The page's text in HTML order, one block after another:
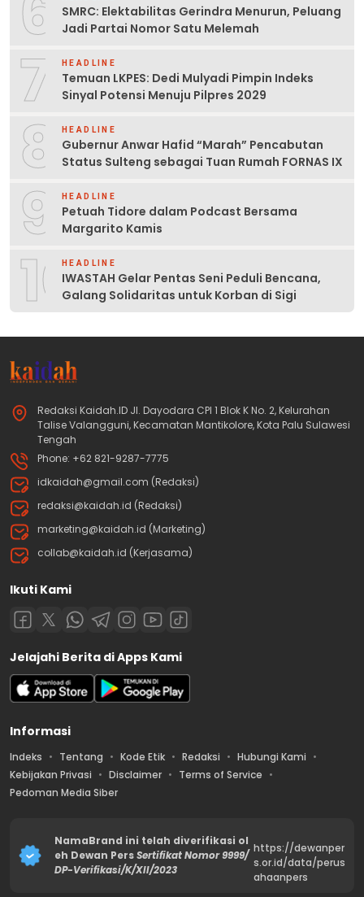
SMRC: Elektabilitas Gerindra Menurun, Peluang
Jadi Partai Nomor Satu Melemah
7 HEADLINE
Temuan LKPES: Dedi Mulyadi Pimpin Indeks
Sinyal Potensi Menuju Pilpres 2029
8 HEADLINE
Gubernur Anwar Hafid “Marah” Pencabutan
Status Sulteng sebagai Tuan Rumah FORNAS IX
9 HEADLINE
Petuah Tidore dalam Podcast Bersama
Margarito Kamis
10HEADLINE
IWASTAH Gelar Pentas Seni Peduli Bencana,
Galang Solidaritas untuk Korban di Sigi
Redaksi Kaidah.ID Jl. Dayodara CPI 1 Blok K No. 2, Kelurahan
Talise Valangguni, Kecamatan Mantikolore, Kota Palu Sulawesi
Tengah
Phone: +62 821-9287-7775
idkaidah@gmail.com (Redaksi)
redaksi@kaidah.id (Redaksi)
marketing@kaidah.id (Marketing)
collab@kaidah.id (Kerjasama)
Ikuti Kami
Jelajahi Berita di Apps Kami
Informasi
Indeks Tentang Kode Etik Redaksi
Hubungi Kami
Kebijakan Privasi
Disclaimer
Terms of Service
Pedoman Media Siber
NamaBrand ini telah diverifikasi ol
eh Dewan PersSertifikat Nomor 9999/
DP-Verifikasi/K/XII/2023
https://dewanper
s.or.id/data/perus
ahaanpers